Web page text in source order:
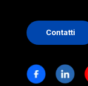
Contatti
Stay in touch
Facebook